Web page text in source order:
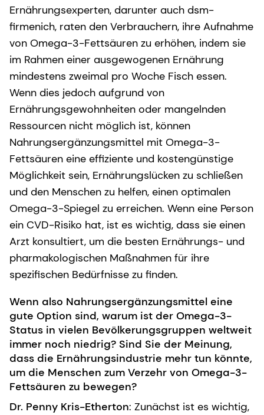
Ernährungsexperten, darunter auch dsm-
firmenich, raten den Verbrauchern, ihre Aufnahme
von Omega-3-Fettsäuren zu erhöhen, indem sie
im Rahmen einer ausgewogenen Ernährung
mindestens zweimal pro Woche Fisch essen.
Wenn dies jedoch aufgrund von
Ernährungsgewohnheiten oder mangelnden
Ressourcen nicht möglich ist, können
Nahrungsergänzungsmittel mit Omega-3-
Fettsäuren eine effiziente und kostengünstige
Möglichkeit sein, Ernährungslücken zu schließen
und den Menschen zu helfen, einen optimalen
Omega-3-Spiegel zu erreichen. Wenn eine Person
ein CVD-Risiko hat, ist es wichtig, dass sie einen
Arzt konsultiert, um die besten Ernährungs- und
pharmakologischen Maßnahmen für ihre
spezifischen Bedürfnisse zu finden.
Wenn also Nahrungsergänzungsmittel eine
gute Option sind, warum ist der Omega-3-
Status in vielen Bevölkerungsgruppen weltweit
immer noch niedrig? Sind Sie der Meinung,
dass die Ernährungsindustrie mehr tun könnte,
um die Menschen zum Verzehr von Omega-3-
Fettsäuren zu bewegen?
Dr. Penny Kris-Etherton: Zunächst ist es wichtig,